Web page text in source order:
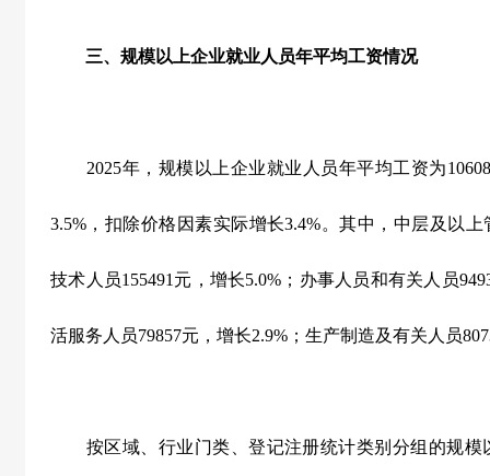
三、规模以上企业就业人员年平均工资情况
2025年，规模以上企业就业人员年平均工资为
3.5% ，扣除价格因素实际增长3.4%。其中，中层及以上
技术人员155491 元，增长5.0% ；办事人员和有关人员
活服务人员79857元，增长2.9% ；生产制造及有关人员
按区域、行业门类、登记注册统计类别分组的规模